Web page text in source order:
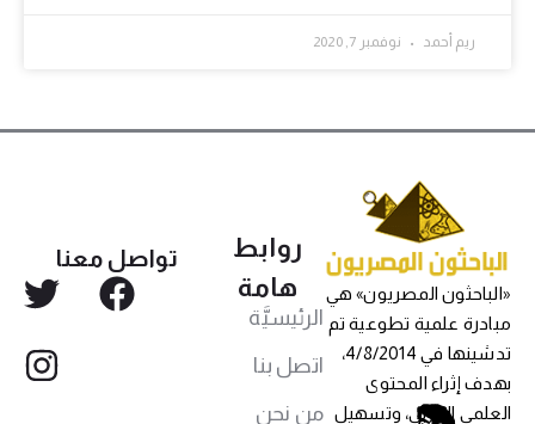
ريم أحمد نوفمبر 7, 2020
«الباحثون المصريون» هي
مبادرة علمية تطوعية تم
تدشينها في 4/8/2014،
بهدف إثراء المحتوى
العلمي العربي، وتسهيل
روابط
هامة
الرئيسيَّة
اتصل بنا
من نحن
تواصل معنا